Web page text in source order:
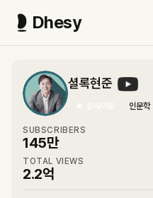
Dhesy
셜록현준
★ 인사이트 인문학
SUBSCRIBERS
145만
TOTAL VIEWS
2.2억